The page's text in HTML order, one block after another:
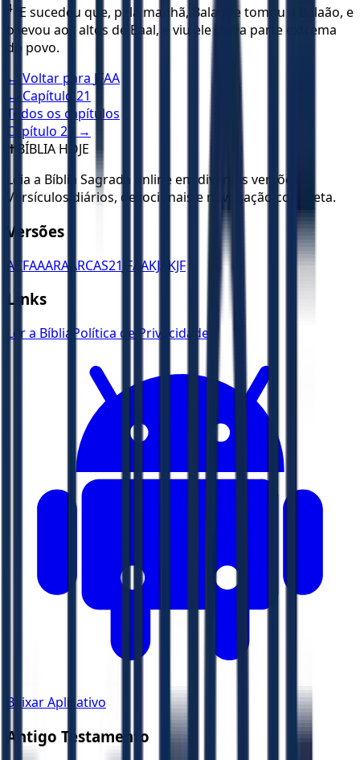
41 E sucedeu que, pela manhã, Balaque tomou a Balaão, e
o levou aos altos de Baal, e viu ele dali a parte extrema
do povo.
← Voltar para JFAA
← Capítulo 21
Todos os capítulos
Capítulo 23
→
✝️ BÍBLIA HOJE
Leia a Bíblia Sagrada online em diversas versões.
Versículos diários, devocionais e navegação completa.
Versões
ACFAAARA ARCAS21 JFAAKJA KJF
Links
Ler a Bíblia Política de Privacidade
Baixar Aplicativo
Antigo Testamento